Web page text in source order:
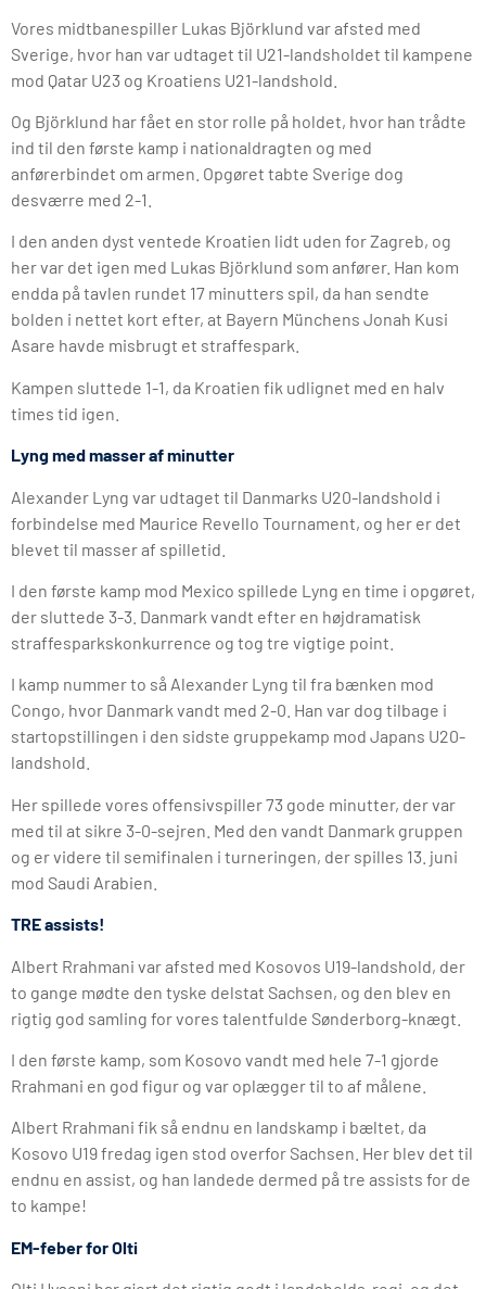
Vores midtbanespiller Lukas Björklund var afsted med
Sverige, hvor han var udtaget til U21-landsholdet til kampene
mod Qatar U23 og Kroatiens U21-landshold.
Og Björklund har fået en stor rolle på holdet, hvor han trådte
ind til den første kamp i nationaldragten og med
anførerbindet om armen. Opgøret tabte Sverige dog
desværre med 2-1.
I den anden dyst ventede Kroatien lidt uden for Zagreb, og
her var det igen med Lukas Björklund som anfører. Han kom
endda på tavlen rundet 17 minutters spil, da han sendte
bolden i nettet kort efter, at Bayern Münchens Jonah Kusi
Asare havde misbrugt et straffespark.
Kampen sluttede 1-1, da Kroatien fik udlignet med en halv
times tid igen.
Lyng med masser af minutter
Alexander Lyng var udtaget til Danmarks U20-landshold i
forbindelse med Maurice Revello Tournament, og her er det
blevet til masser af spilletid.
I den første kamp mod Mexico spillede Lyng en time i opgøret,
der sluttede 3-3. Danmark vandt efter en højdramatisk
straffesparkskonkurrence og tog tre vigtige point.
I kamp nummer to så Alexander Lyng til fra bænken mod
Congo, hvor Danmark vandt med 2-0. Han var dog tilbage i
startopstillingen i den sidste gruppekamp mod Japans U20-
landshold.
Her spillede vores offensivspiller 73 gode minutter, der var
med til at sikre 3-0-sejren. Med den vandt Danmark gruppen
og er videre til semifinalen i turneringen, der spilles 13. juni
mod Saudi Arabien.
TRE assists!
Albert Rrahmani var afsted med Kosovos U19-landshold, der
to gange mødte den tyske delstat Sachsen, og den blev en
rigtig god samling for vores talentfulde Sønderborg-knægt.
I den første kamp, som Kosovo vandt med hele 7-1 gjorde
Rrahmani en god figur og var oplægger til to af målene.
Albert Rrahmani fik så endnu en landskamp i bæltet, da
Kosovo U19 fredag igen stod overfor Sachsen. Her blev det til
endnu en assist, og han landede dermed på tre assists for de
to kampe!
EM-feber for Olti